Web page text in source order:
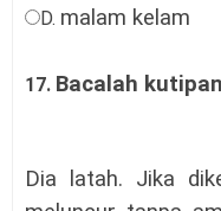
D. malam kelam
17. Bacalah
Dia latah. Jika